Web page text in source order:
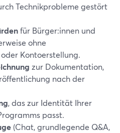
Technikprobleme gestört
für Bürger:innen und
ohne
Kontoerstellung.
zur Dokumentation,
nach der
, das zur Identität Ihrer
passt.
(Chat, grundlegende Q&A,